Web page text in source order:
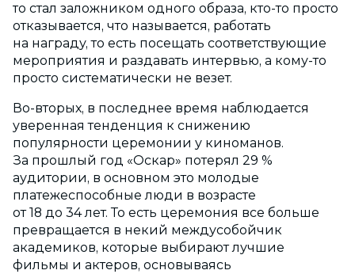
то стал заложником одного образа, кто-то просто
отказывается, что называется, работать
на награду, то есть посещать соответствующие
мероприятия и раздавать интервью, а кому-то
просто систематически не везет.
Во-вторых, в последнее время наблюдается
уверенная тенденция к снижению
популярности церемонии у киноманов.
За прошлый год «Оскар» потерял 29 %
аудитории, в основном это молодые
платежеспособные люди в возрасте
от 18 до 34 лет. То есть церемония все больше
превращается в некий междусобойчик
академиков, которые выбирают лучшие
фильмы и актеров, основываясь